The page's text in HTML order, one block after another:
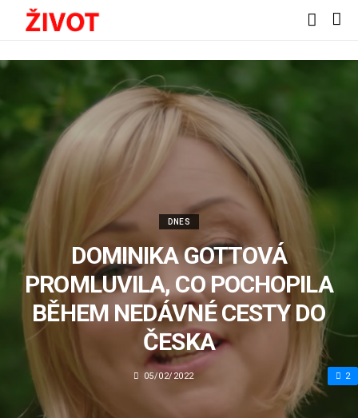
DNES
DOMINIKA GOTTOVÁ
PROMLUVILA, CO POCHOPILA
BĚHEM NEDÁVNÉ CESTY DO
ČESKA
05/02/2022 2